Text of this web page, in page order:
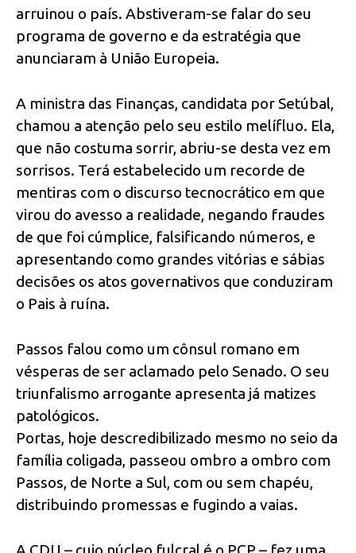
arruinou o país. Abstiveram-se falar do seu
programa de governo e da estratégia que
anunciaram à União Europeia.
A ministra das Finanças, candidata por Setúbal,
chamou a atenção pelo seu estilo melífluo. Ela,
que não costuma sorrir, abriu-se desta vez em
sorrisos. Terá estabelecido um recorde de
mentiras com o discurso tecnocrático em que
virou do avesso a realidade, negando fraudes
de que foi cúmplice, falsificando números, e
apresentando como grandes vitórias e sábias
decisões os atos governativos que conduziram
o Pais à ruína.
Passos falou como um cônsul romano em
vésperas de ser aclamado pelo Senado. O seu
triunfalismo arrogante apresenta já matizes
patológicos.
Portas, hoje descredibilizado mesmo no seio da
família coligada, passeou ombro a ombro com
Passos, de Norte a Sul, com ou sem chapéu,
distribuindo promessas e fugindo a vaias.
A CDU – cujo núcleo fulcral é o PCP – fez uma